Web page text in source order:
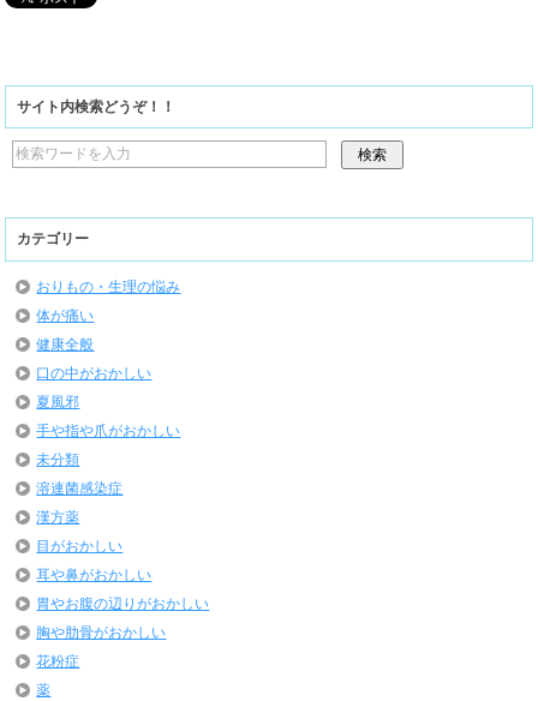
サイト内検索どうぞ！！
カテゴリー
おりもの・生理の悩み
体が痛い
健康全般
口の中がおかしい
夏風邪
手や指や爪がおかしい
未分類
溶連菌感染症
漢方薬
目がおかしい
耳や鼻がおかしい
胃やお腹の辺りがおかしい
胸や肋骨がおかしい
花粉症
薬